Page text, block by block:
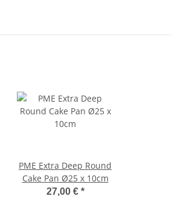
PME Extra Deep Round
Cake Pan Ø25 x 10cm
27,00 € *